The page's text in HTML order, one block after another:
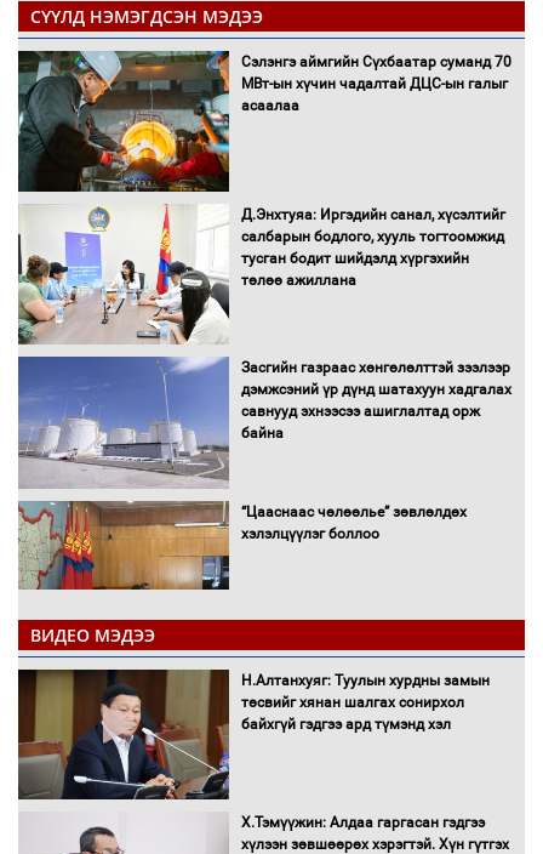
СҮҮЛД НЭМЭГДСЭН МЭДЭЭ
Сэлэнгэ аймгийн Сүхбаатар суманд 70
МВт-ын хүчин чадалтай ДЦС-ын галыг
асаалаа
Д.Энхтуяа: Иргэдийн санал, хүсэлтийг
салбарын бодлого, хууль тогтоомжид
тусган бодит шийдэлд хүргэхийн
төлөө ажиллана
Засгийн газраас хөнгөлөлттэй зээлээр
дэмжсэний үр дүнд шатахуун хадгалах
савнууд эхнээсээ ашиглалтад орж
байна
“Цааснаас чөлөөлье” зөвлөлдөх
хэлэлцүүлэг боллоо
"ДЦС-3” ТӨХК-ийн нэн шаардлагатай
“Турбингенератор-5”-ын шинэчлэлийн
төсвийг шийдвэрлэхээр болов
УИХ-ын дарга С.Бямбацогт Сутай
хайрхны тэнгэрийг тахих тахилгад
ВИДЕО МЭДЭЭ
Н.Алтанхуяг: Туулын хурдны замын
төсвийг хянан шалгах сонирхол
байхгүй гэдгээ ард түмэнд хэл
Х.Тэмүүжин: Алдаа гаргасан гэдгээ
хүлээн зөвшөөрөх хэрэгтэй. Хүн гүтгэх